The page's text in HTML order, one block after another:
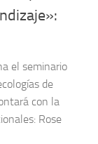
el seminario
de
con la
Rose